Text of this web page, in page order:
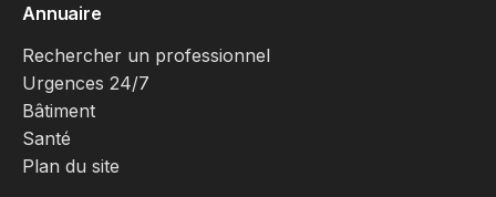
Annuaire
Rechercher un professionnel
Urgences 24/7
Bâtiment
Santé
Plan du site